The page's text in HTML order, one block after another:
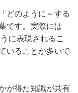
どのように～する
です。実際には
に表現されるこ
いることが多いで
が得た知識が共有